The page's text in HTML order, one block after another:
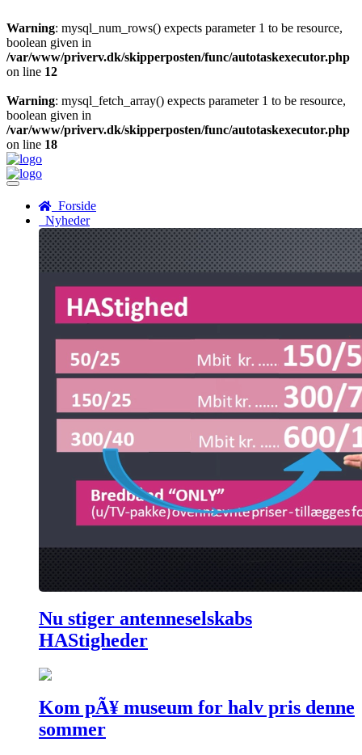
Warning: mysql_num_rows() expects parameter 1 to be resource,
boolean given in
/var/www/priverv.dk/skipperposten/func/autotaskexecutor.php
on line 12
Warning: mysql_fetch_array() expects parameter 1 to be resource,
boolean given in
/var/www/priverv.dk/skipperposten/func/autotaskexecutor.php
on line 18
Menu
Forside
Nyheder
Nu stiger antenneselskabs
HAStigheder
Kom pÃ¥ museum for halv pris denne
sommer